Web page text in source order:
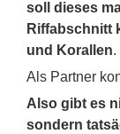
soll dieses
Riffabschnitt
und Korallen.
Als Partner
Also gibt es
sondern